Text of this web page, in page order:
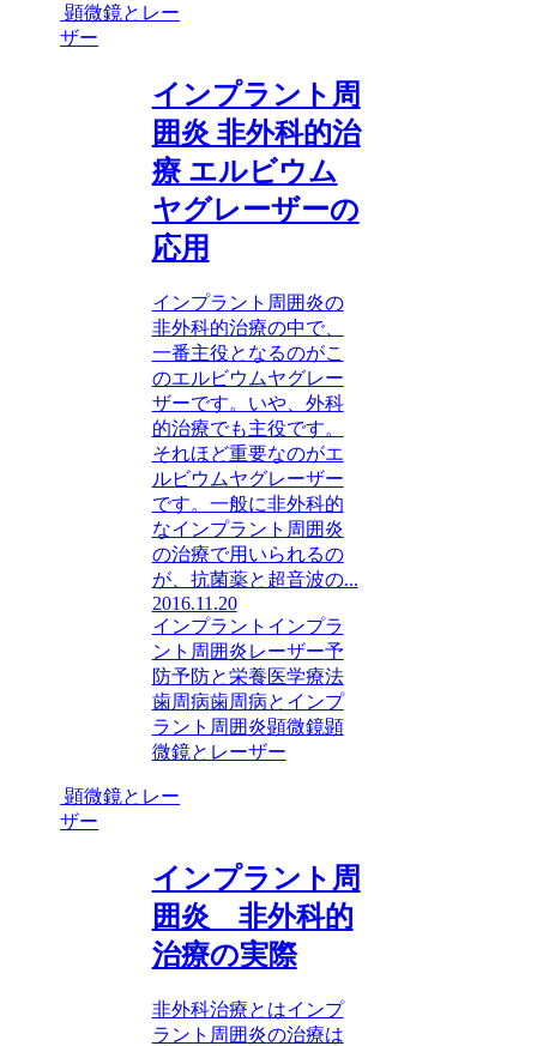
顕微鏡とレー
ザー
インプラント周
囲炎 非外科的治
療 エルビウム
ヤグレーザーの
応用
インプラント周囲炎の
非外科的治療の中で、
一番主役となるのがこ
のエルビウムヤグレー
ザーです。いや、外科
的治療でも主役です。
それほど重要なのがエ
ルビウムヤグレーザー
です。一般に非外科的
なインプラント周囲炎
の治療で用いられるの
が、抗菌薬と超音波の...
2016.11.20
インプラント インプラ
ント周囲炎レーザー予
防予防と栄養医学療法
歯周病歯周病とインプ
ラント周囲炎顕微鏡顕
微鏡とレーザー
顕微鏡とレー
ザー
インプラント周
囲炎 非外科的
治療の実際
非外科治療とはインプ
ラント周囲炎の治療は